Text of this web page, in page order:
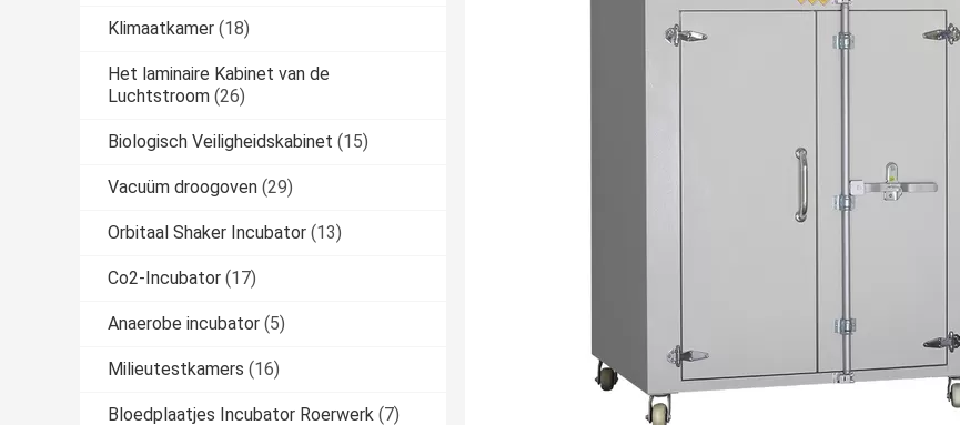
Klimaatkamer (18)
Het laminaire Kabinet van de
Luchtstroom (26)
Biologisch Veiligheidskabinet (15)
Vacuüm droogoven (29)
Orbitaal Shaker Incubator (13)
Co2-Incubator (17)
Anaerobe incubator (5)
Milieutestkamers (16)
Bloedplaatjes Incubator Roerwerk (7)